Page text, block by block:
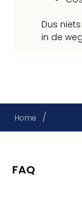
Dus
in de
Home /
FAQ